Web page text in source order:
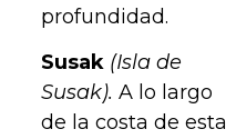
profundidad.
Susak (Isla de
Susak). A lo largo
de la costa de esta